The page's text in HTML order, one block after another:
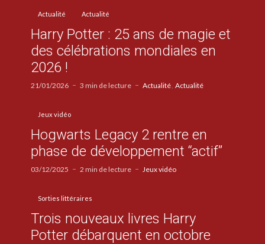
Actualité Actualité
Harry Potter : 25 ans de magie et
des célébrations mondiales en
2026 !
21/01/2026 3 min de lecture Actualité Actualité
Jeux vidéo
Hogwarts Legacy 2 rentre en
phase de développement “actif”
03/12/2025 2 min de lecture Jeux vidéo
Sorties littéraires
Trois nouveaux livres Harry
Potter débarquent en octobre